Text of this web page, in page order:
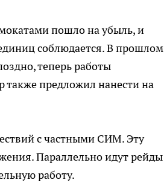
пошло на убыль, и
соблюдается. В прошлом
теперь работы
также предложил нанести на
с частными СИМ. Эту
Параллельно идут рейды
работу.